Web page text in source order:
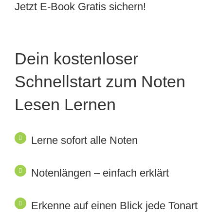
Jetzt E-Book Gratis sichern!
Dein kostenloser
Schnellstart zum Noten
Lesen Lernen
Lerne sofort alle Noten
Notenlängen – einfach erklärt
Erkenne auf einen Blick jede Tonart